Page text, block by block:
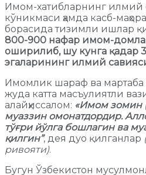
Имом-хатибларнинг илмий
кўникмаси ҳамда касб-
борасида тизимли ишлар
800-900 нафар имом-
оширилиб, шу кунга қадар
эгаларининг илмий
Имомлик шараф ва мартаба
жуда катта масъулиятли
алайҳиссалом: «Имом зомин
муаззин омонатдордир.
тўғри йўлга бошлагин ва
қилгин”, дея дуо қилганлар
ривояти).
Бугун Ўзбекистон